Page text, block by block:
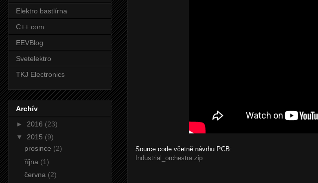
Source code včetně návrhu PCB:
Industrial_orchestra.zip
Elektro bastlírna
C++.com
EEVBlog
Svetelektro
TKJ Electronics
Archív
► 2016 (23)
▼ 2015 (9)
prosince (2)
října (1)
června (2)